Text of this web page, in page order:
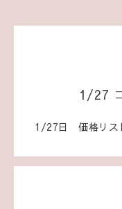
1/27
1/27日 価格リス